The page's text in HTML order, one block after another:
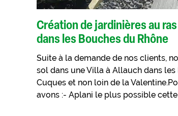
Création de jardinières au
dans les Bouches du Rhône
Suite à la demande de nos clients,
sol dans une Villa à Allauch dans
Cuques et non loin de la
avons :- Aplani le plus possible